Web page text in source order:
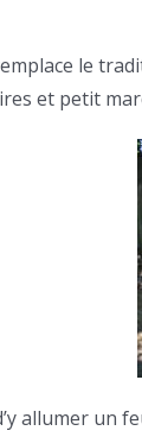
le
et petit
allumer un